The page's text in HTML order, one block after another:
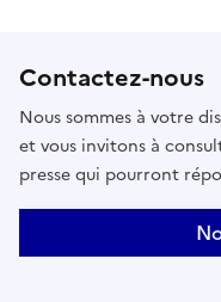
Contactez-nous
Nous sommes à votre
et vous invitons à
presse qui pourront